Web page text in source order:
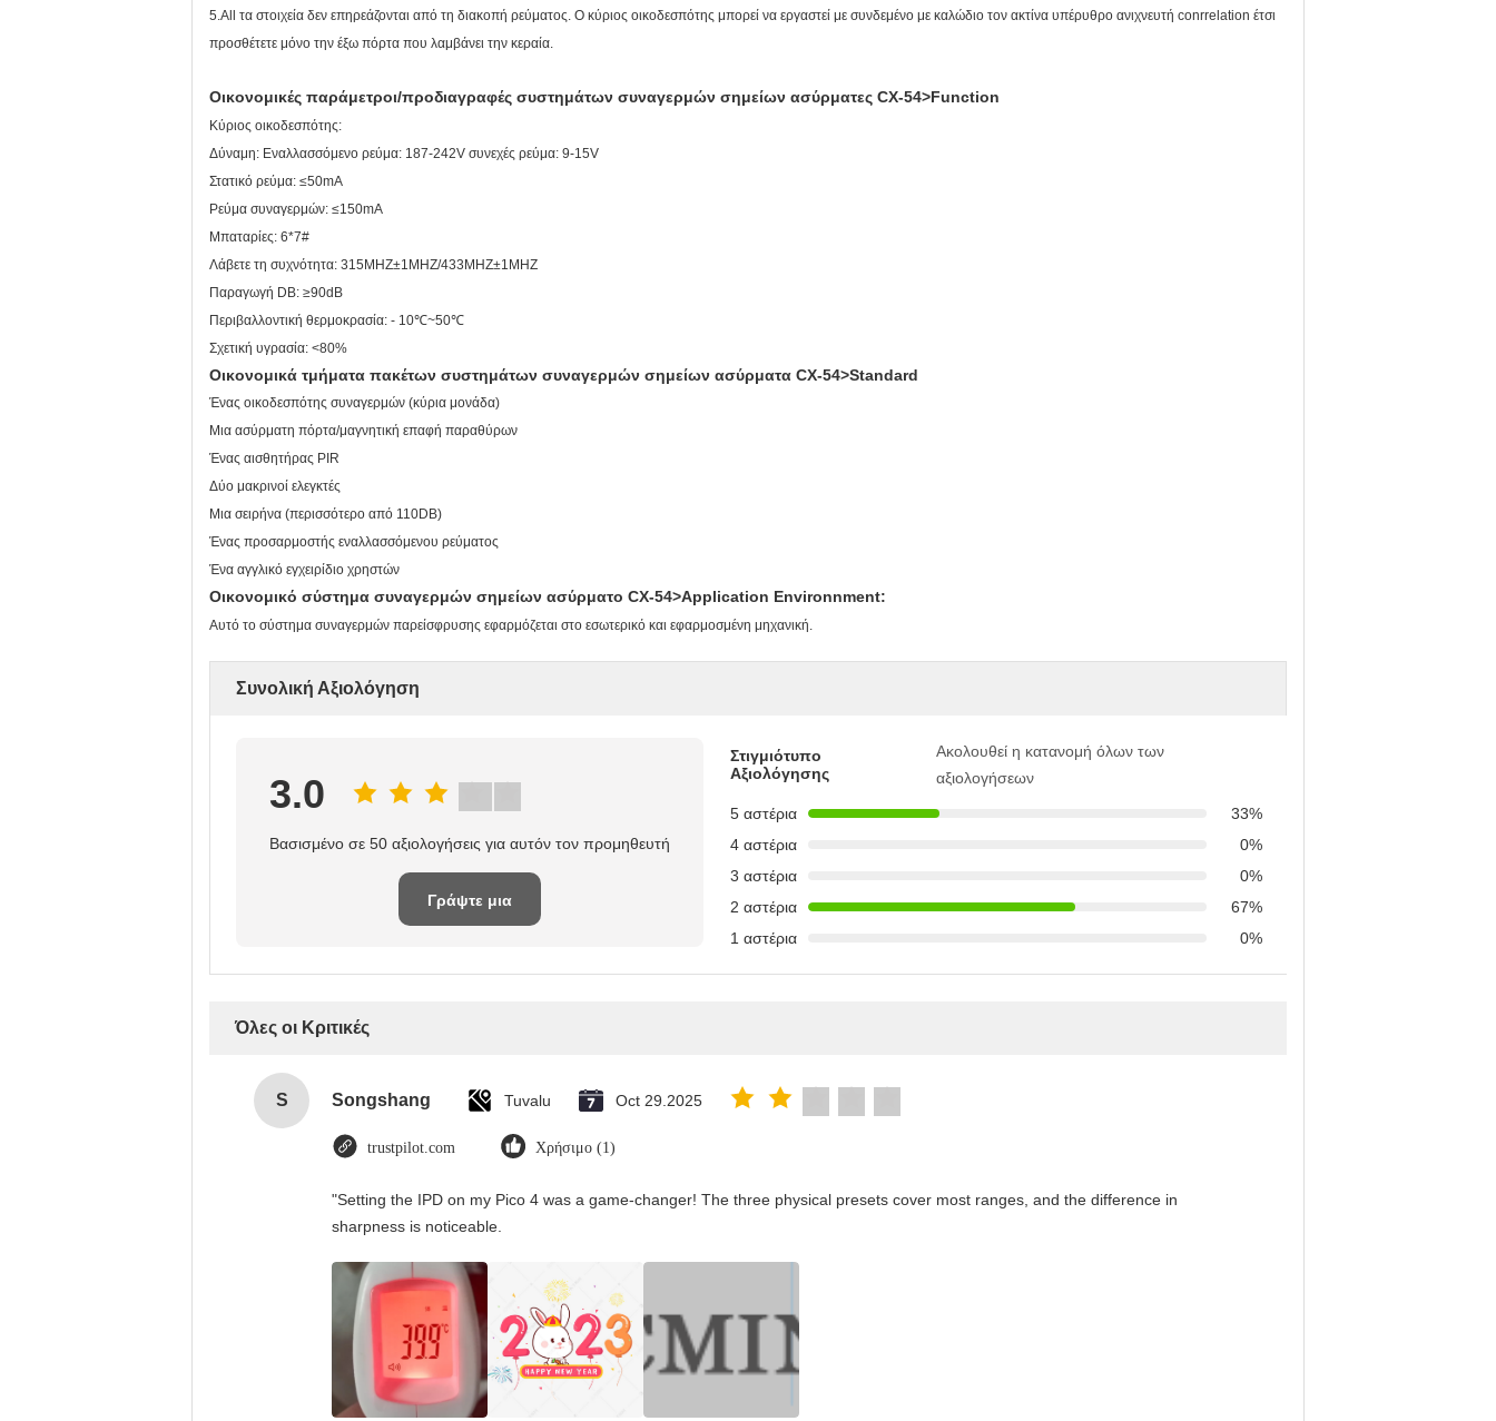
5.All τα στοιχεία δεν επηρεάζονται από τη διακοπή ρεύματος. Ο κύριος οικοδεσπότης μπορεί να εργαστεί με συνδεμένο με καλώδιο τον ακτίνα υπέρυθρο ανιχνευτή conrrelation έτσι
προσθέτετε μόνο την έξω πόρτα που λαμβάνει την κεραία.
Οικονομικές παράμετροι/προδιαγραφές συστημάτων συναγερμών σημείων ασύρματες CX-54>Function
Κύριος οικοδεσπότης:
Δύναμη: Εναλλασσόμενο ρεύμα: 187-242V συνεχές ρεύμα: 9-15V
Στατικό ρεύμα: ≤50mA
Ρεύμα συναγερμών: ≤150mA
Μπαταρίες: 6*7#
Λάβετε τη συχνότητα: 315MHZ±1MHZ/433MHZ±1MHZ
Παραγωγή DB: ≥90dB
Περιβαλλοντική θερμοκρασία: - 10℃~50℃
Σχετική υγρασία: <80%
Οικονομικά τμήματα πακέτων συστημάτων συναγερμών σημείων ασύρματα CX-54>Standard
Ένας οικοδεσπότης συναγερμών (κύρια μονάδα)
Μια ασύρματη πόρτα/μαγνητική επαφή παραθύρων
Ένας αισθητήρας PIR
Δύο μακρινοί ελεγκτές
Μια σειρήνα (περισσότερο από 110DB)
Ένας προσαρμοστής εναλλασσόμενου ρεύματος
Ένα αγγλικό εγχειρίδιο χρηστών
Οικονομικό σύστημα συναγερμών σημείων ασύρματο CX-54>Application Environnment:
Αυτό το σύστημα συναγερμών παρείσφρυσης εφαρμόζεται στο εσωτερικό και εφαρμοσμένη μηχανική.
Συνολική Αξιολόγηση
3.0
Βασισμένο σε 50 αξιολογήσεις για αυτόν τον προμηθευτή
Γράψτε μια
Στιγμιότυπο
Αξιολόγησης
Ακολουθεί η κατανομή όλων των
αξιολογήσεων
5 αστέρια
33%
4 αστέρια
0%
3 αστέρια
0%
2 αστέρια
67%
1 αστέρια
0%
Όλες οι Κριτικές
S Songshang Tuvalu Oct 29.2025
trustpilot.com Χρήσιμο (1)
"Setting the IPD on my Pico 4 was a game-changer! The three physical presets cover most ranges, and the difference in
sharpness is noticeable.